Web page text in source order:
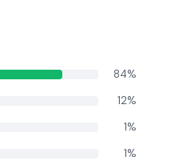
84%
12%
1%
1%